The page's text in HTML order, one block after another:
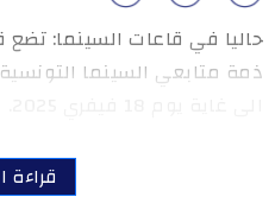
حاليا في قاعات السينما:
ذمة متابعي السينما
قراءة